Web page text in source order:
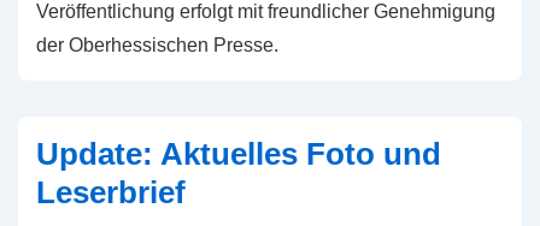
Veröffentlichung erfolgt mit freundlicher Genehmigung
der Oberhessischen Presse.
Update: Aktuelles Foto und
Leserbrief